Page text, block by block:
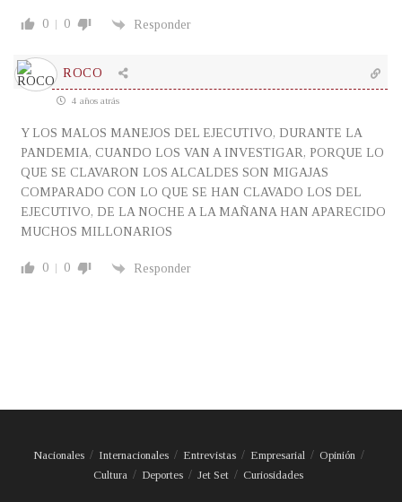
0 0 Responder
ROCO
4 años atrás
Y LOS MALOS MANEJOS DEL EJECUTIVO, DURANTE LA
PANDEMIA, CUANDO LOS VAN A INVESTIGAR, PORQUE LO
QUE SE CLAVARON LOS ALCALDES SON MIGAJAS
COMPARADO CON LO QUE SE HAN CLAVADO LOS DEL
EJECUTIVO, DE LA NOCHE A LA MAÑANA HAN APARECIDO
MUCHOS MILLONARIOS
0 0 Responder
Nacionales Internacionales Entrevistas Empresarial
Opinión
Cultura
Deportes Jet Set Curiosidades